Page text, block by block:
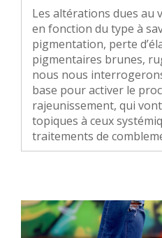
Les altérations dues au
en fonction du type à
pigmentation, perte
pigmentaires brunes,
nous nous
base pour activer le
rajeunissement, qui
topiques à ceux
traitements de